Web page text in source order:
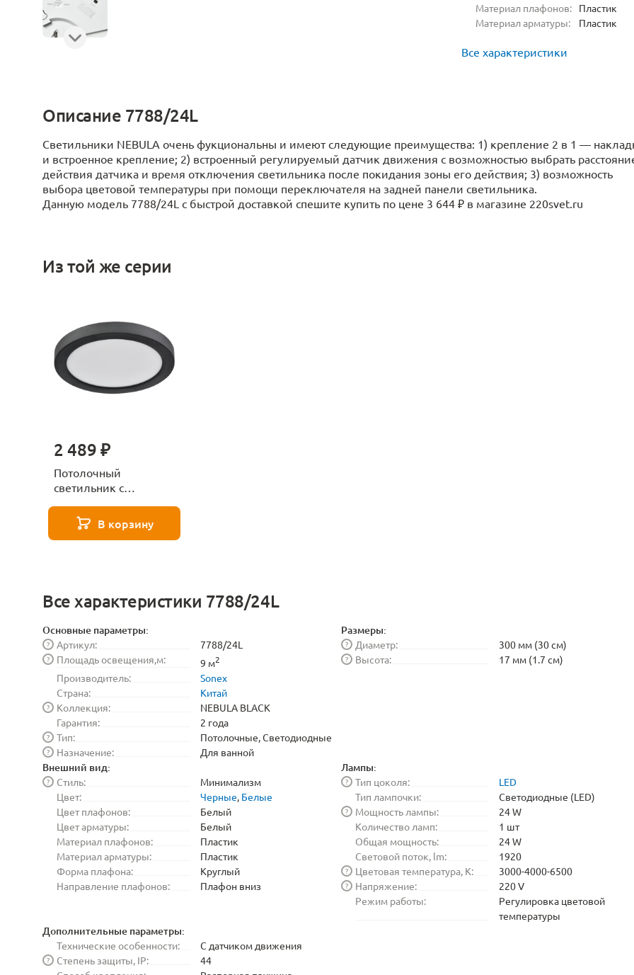
Материал плафонов:
Пластик
Материал арматуры:
Пластик
Все характеристики
Описание 7788/24L
Светильники NEBULA очень фукциональны и имеют следующие преимущества: 1) крепление 2 в 1 —
и встроенное крепление; 2) встроенный регулируемый датчик движения с возможностью выбрать
действия датчика и время отключения светильника после покидания зоны его действия; 3) возможность
выбора цветовой температуры при помощи переключателя на задней панели светильника.
Данную модель 7788/24L с быстрой доставкой спешите купить по цене 3 644 ₽ в магазине 220svet.ru
Из той же серии
2 489 ₽
Потолочный
светильник с
Sonex NEBULA BLACK
7788/12L белый
В корзину
Все характеристики 7788/24L
Основные параметры:
Артикул:
?
7788/24L
Площадь освещения,м:
? 9 м2
Производитель:
Sonex
Страна:
Китай
Коллекция:
?
NEBULA BLACK
Гарантия:
2 года
Тип:
?
Потолочные, Светодиодные
Назначение:
? Для ванной
Размеры:
Диаметр:
?
300 мм (30 см)
Высота:
? 17 мм (1.7 см)
Внешний вид:
Стиль:
?
Минимализм
Цвет:
Черные, Белые
Цвет плафонов:
Белый
Цвет арматуры:
Белый
Материал плафонов:
Пластик
Материал арматуры:
Пластик
Форма плафона:
Круглый
Направление плафонов:
Плафон вниз
Лампы:
Тип цоколя:
?
LED
Тип лампочки:
Светодиодные (LED)
Мощность лампы:
?
24 W
Количество ламп:
1 шт
Общая мощность:
24 W
Световой поток, lm:
1920
Цветовая температура, K:
?
3000-4000-6500
Напряжение:
?
220 V
Режим работы:
Регулировка цветовой
температуры
Дополнительные параметры:
Технические особенности:
С датчиком движения
Степень защиты, IP:
?
44